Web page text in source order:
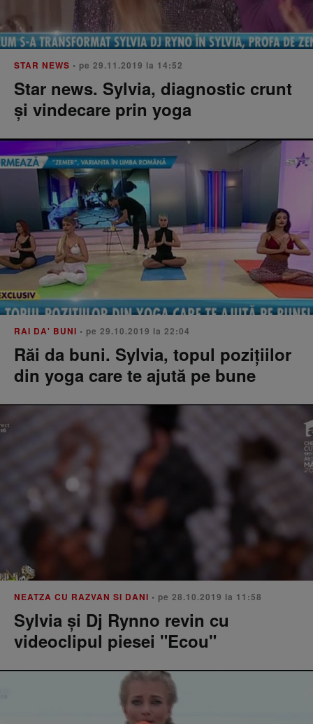
STAR NEWS • pe 29.11.2019 la 14:52
Star news. Sylvia, diagnostic crunt
și vindecare prin yoga
RAI DA' BUNI • pe 29.10.2019 la 22:04
Răi da buni. Sylvia, topul pozițiilor
din yoga care te ajută pe bune
NEATZA CU RAZVAN SI DANI • pe 28.10.2019 la 11:58
Sylvia și Dj Rynno revin cu
videoclipul piesei "Ecou"